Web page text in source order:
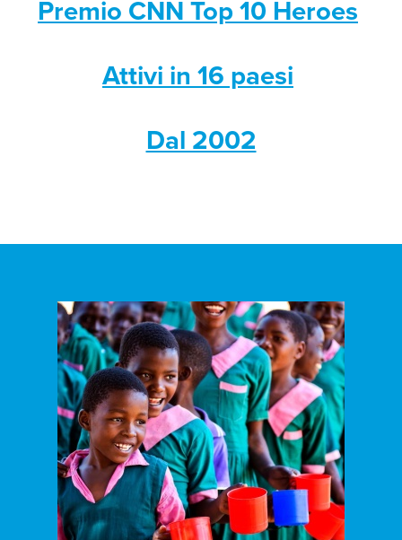
Premio CNN Top 10 Heroes
Attivi in 16 paesi
Dal 2002